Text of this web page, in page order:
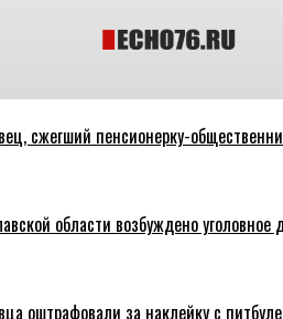
сжегший пенсионерку-
области возбуждено
оштрафовали за наклейку с